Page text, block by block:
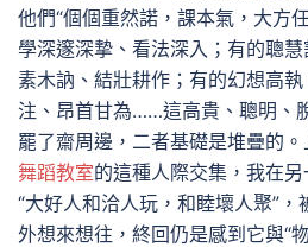
他們“個個重然諾，課本氣，大方
學深邃深摯、看法深入；有的聰
素木訥、結壯耕作；有的幻想高
注、昂首甘為……這高貴、聰明、
罷了齋周邊，二者基礎是堆疊的
舞蹈教室的這種人際交集，我在
“大好人和洽人玩，和睦壞人聚”，
外想來想往，終回仍是感到它與“